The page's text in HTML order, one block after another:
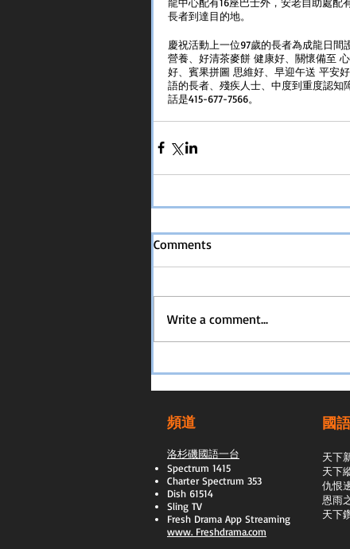
長者到達目的地。
慶祝活動上一位97歲的長者為成龍日間
營養、好清茶麥餅 健康好、關懷備至
好、賓果拼圖 思維好、早迎午送 平安
語的長者、殘疾人士、中度到重度認知
話是415-677-7566。
Comments
Write a comment...
頻道
洛杉磯國語一台
Spectrum 1415
Charter Spectrum 353
Dish 61514
Sling TV
​Fresh Drama App Streaming
www. Freshdrama.com
國
天下
天下
仇恨
恩雨
天下